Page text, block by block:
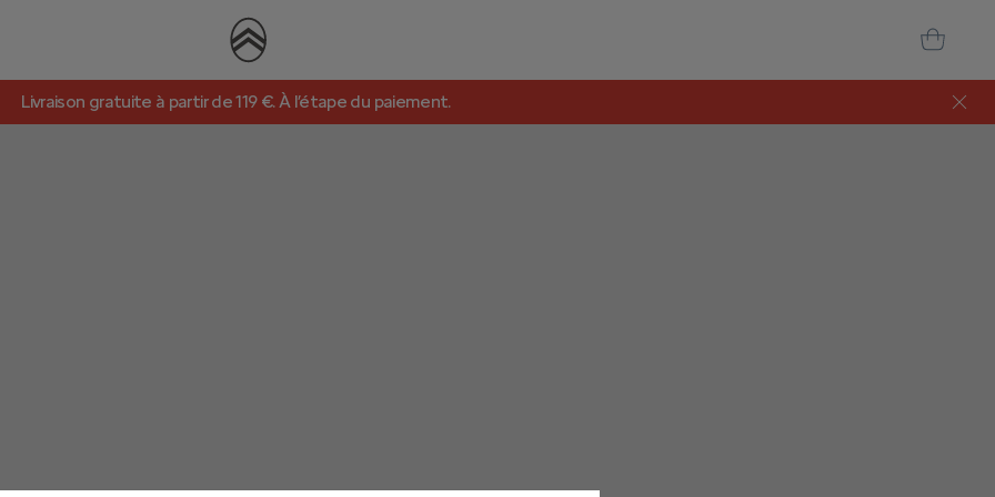
Livraison gratuite à partir de 119 €. À l’étape du paiement.